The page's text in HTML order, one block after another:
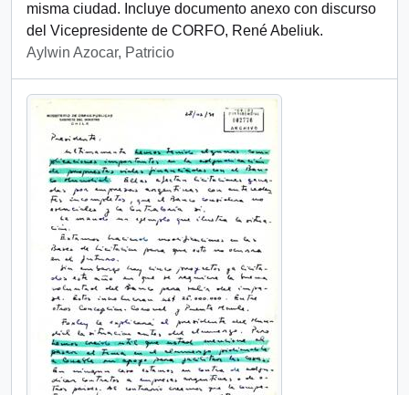
misma ciudad. Incluye documento anexo con discurso
del Vicepresidente de CORFO, René Abeliuk.
Aylwin Azocar, Patricio